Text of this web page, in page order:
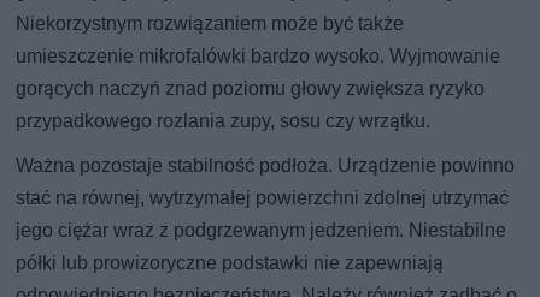
Niekorzystnym rozwiązaniem może być także
umieszczenie mikrofalówki bardzo wysoko. Wyjmowanie
gorących naczyń znad poziomu głowy zwiększa ryzyko
przypadkowego rozlania zupy, sosu czy wrzątku.
Ważna pozostaje stabilność podłoża. Urządzenie powinno
stać na równej, wytrzymałej powierzchni zdolnej utrzymać
jego ciężar wraz z podgrzewanym jedzeniem. Niestabilne
półki lub prowizoryczne podstawki nie zapewniają